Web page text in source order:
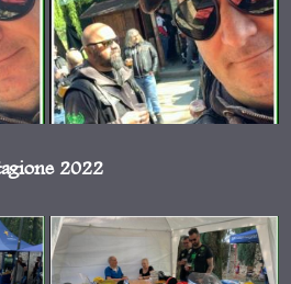
2022